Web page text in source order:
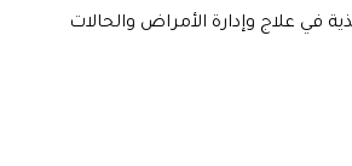
في علاج وإدارة الأمراض والحالات